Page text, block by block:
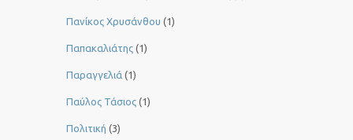
Πανίκος Χρυσάνθου (1)
Παπακαλιάτης (1)
Παραγγελιά (1)
Παύλος Τάσιος (1)
Πολιτική (3)